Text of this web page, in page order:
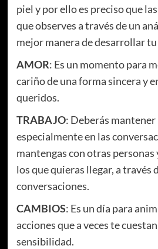
piel y por ello es preciso que
que observes a través de un
mejor manera de desarrollar
AMOR: Es un momento para
cariño de una forma sincera y
queridos.
TRABAJO: Deberás mantener
especialmente en las
mantengas con otras personas
los que quieras llegar, a través
conversaciones.
CAMBIOS: Es un día para
acciones que a veces te
sensibilidad.